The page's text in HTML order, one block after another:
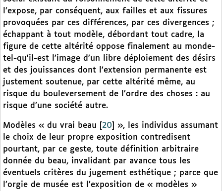
l’expose, par conséquent, aux failles et aux fissures
provoquées par ces différences, par ces divergences ;
échappant à tout modèle, débordant tout cadre, la
figure de cette altérité oppose finalement au monde-
tel-qu’il-est l’image d’un libre déploiement des désirs
et des jouissances dont l’extension permanente est
justement soutenue, par cette altérité même, au
risque du bouleversement de l’ordre des choses : au
risque d’une société autre.
Modèles « du vrai beau 20
», les individus assumant
le choix de leur propre exposition contredisent
pourtant, par ce geste, toute définition arbitraire
donnée du beau, invalidant par avance tous les
éventuels critères du jugement esthétique ; parce que
l’orgie de musée est l’exposition de « modèles »